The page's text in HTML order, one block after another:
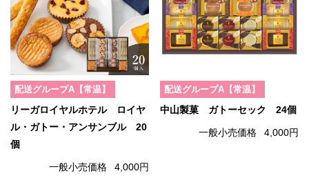
配送グループA【常温】
リーガロイヤルホテル ロイヤ
ル・ガトー・アンサンブル 20
個
一般小売価格 4,000円
配送グループA【常温】
中山製菓 ガトーセック 24個
一般小売価格 4,000円